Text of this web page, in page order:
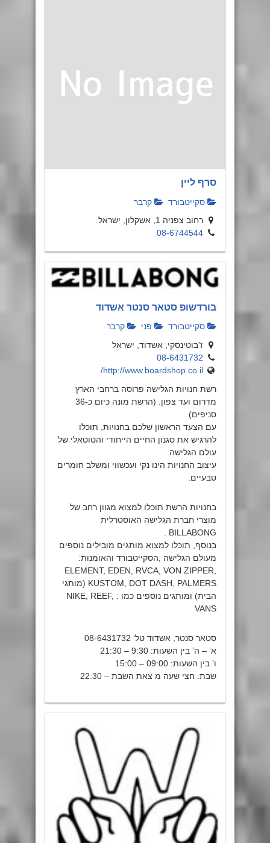
סרף ליין
סקייטבורד
קרבר
רחוב צפניה 1, אשקלון, ישראל
08-6744544
בורדשופ סטאר סנטר אשדוד
סקייטבורד פני
קרבר
ז'בוטינסקי, אשדוד, ישראל
08-6431732
http://www.boardshop.co.il/
רשת חנויות הגלישה פרוסה ברחבי הארץ
מדרום ועד צפון. (הרשת מונה כיום כ-36
סניפים)
עם הצעד הראשון שלכם בחנויות, תוכלו
להרגיש את סגנון החיים הייחודי והטוטאלי של
עולם הגלישה.
עיצוב החנויות הינו נקי ועכשווי ומשלב חומרים
טבעיים.
בחנויות הרשת תוכלו למצוא מגוון רחב של
מוצרי חברת הגלישה האוסטרלית
BILLABONG .
בנוסף, תוכלו למצוא מותגים מובילים נוספים
מעולם הגלישה ,הסקייטבורד והאומנות:
ELEMENT, EDEN, RVCA, VON ZIPPER,
KUSTOM, DOT DASH, PALMERS (מותגי
הבית) ומותגים נוספים כמו : NIKE, REEF,
VANS
סטאר סנטר, אשדוד טל’ 08-6431732
א’ – ה’ בין השעות: 9:30 – 21:30
ו’ בין השעות: 09:00 – 15:00
שבת: חצי שעה מ צאת השבת – 22:30